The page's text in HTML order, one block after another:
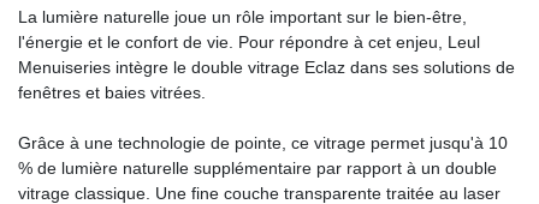
La lumière naturelle joue un rôle important sur le bien-être,
l'énergie et le confort de vie. Pour répondre à cet enjeu, Leul
Menuiseries intègre le double vitrage Eclaz dans ses solutions de
fenêtres et baies vitrées.
Grâce à une technologie de pointe, ce vitrage permet jusqu'à 10
% de lumière naturelle supplémentaire par rapport à un double
vitrage classique. Une fine couche transparente traitée au laser